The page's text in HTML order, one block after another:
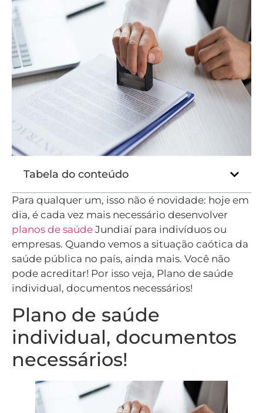
Tabela do conteúdo
Para qualquer um, isso não é novidade: hoje em
dia, é cada vez mais necessário desenvolver
planos de saúde Jundiaí para indivíduos ou
empresas. Quando vemos a situação caótica da
saúde pública no país, ainda mais. Você não
pode acreditar! Por isso veja, Plano de saúde
individual, documentos necessários!
Plano de saúde
individual, documentos
necessários!